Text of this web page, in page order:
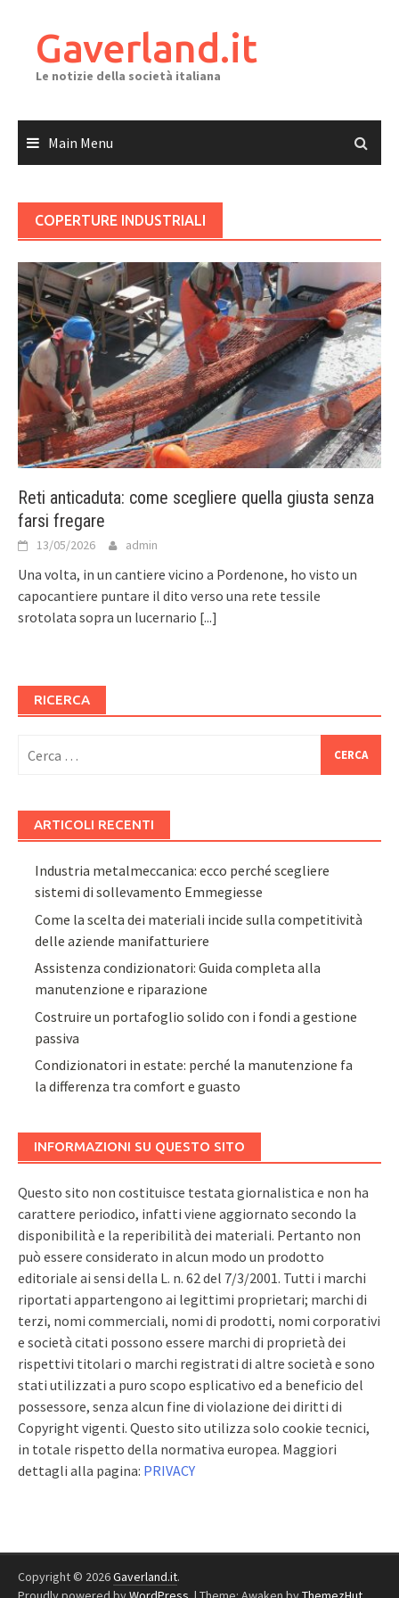
contentGaverland.it
Le notizie della società italiana
Main Menu
COPERTURE INDUSTRIALI
Reti anticaduta: come scegliere quella giusta senza
farsi fregare
13/05/2026 admin
Una volta, in un cantiere vicino a Pordenone, ho visto un
capocantiere puntare il dito verso una rete tessile
srotolata sopra un lucernario [...]
RICERCA
per:
ARTICOLI RECENTI
Industria metalmeccanica: ecco perché scegliere
sistemi di sollevamento Emmegiesse
Come la scelta dei materiali incide sulla competitività
delle aziende manifatturiere
Assistenza condizionatori: Guida completa alla
manutenzione e riparazione
Costruire un portafoglio solido con i fondi a gestione
passiva
Condizionatori in estate: perché la manutenzione fa
la differenza tra comfort e guasto
INFORMAZIONI SU QUESTO SITO
Questo sito non costituisce testata giornalistica e non ha
carattere periodico, infatti viene aggiornato secondo la
disponibilità e la reperibilità dei materiali. Pertanto non
può essere considerato in alcun modo un prodotto
editoriale ai sensi della L. n. 62 del 7/3/2001. Tutti i marchi
riportati appartengono ai legittimi proprietari; marchi di
terzi, nomi commerciali, nomi di prodotti, nomi corporativi
e società citati possono essere marchi di proprietà dei
rispettivi titolari o marchi registrati di altre società e sono
stati utilizzati a puro scopo esplicativo ed a beneficio del
possessore, senza alcun fine di violazione dei diritti di
Copyright vigenti. Questo sito utilizza solo cookie tecnici,
in totale rispetto della normativa europea. Maggiori
dettagli alla pagina: PRIVACY
Copyright © 2026Gaverland.it.